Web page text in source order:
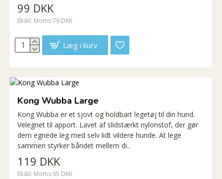
99 DKK
Ekskl. Moms:79 DKK
Læg i kurv
Kong Wubba Large
Kong Wubba er et sjovt og holdbart legetøj til din hund.
Velegnet til apport. Lavet af slidstærkt nylonstof, der gør
dem egnede leg med selv lidt vildere hunde. At lege
sammen styrker båndet mellem di..
119 DKK
Ekskl. Moms:95 DKK